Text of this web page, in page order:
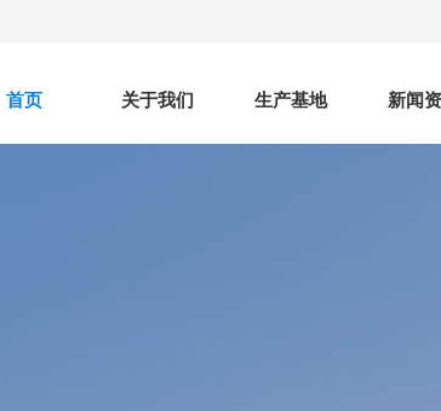
首页 关于我们 生产基地 新闻